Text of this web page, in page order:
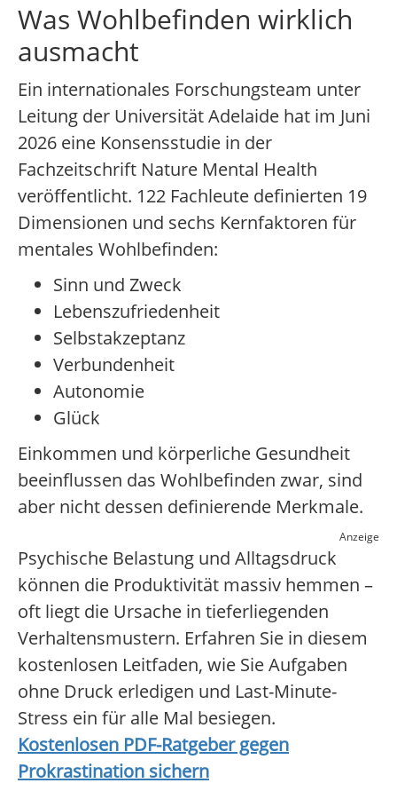
Was Wohlbefinden wirklich
ausmacht
Ein internationales Forschungsteam unter
Leitung der Universität Adelaide hat im Juni
2026 eine Konsensstudie in der
Fachzeitschrift Nature Mental Health
veröffentlicht. 122 Fachleute definierten 19
Dimensionen und sechs Kernfaktoren für
mentales Wohlbefinden:
Sinn und Zweck
Lebenszufriedenheit
Selbstakzeptanz
Verbundenheit
Autonomie
Glück
Einkommen und körperliche Gesundheit
beeinflussen das Wohlbefinden zwar, sind
aber nicht dessen definierende Merkmale.
Anzeige
Psychische Belastung und Alltagsdruck
können die Produktivität massiv hemmen –
oft liegt die Ursache in tieferliegenden
Verhaltensmustern. Erfahren Sie in diesem
kostenlosen Leitfaden, wie Sie Aufgaben
ohne Druck erledigen und Last-Minute-
Stress ein für alle Mal besiegen.
Kostenlosen PDF-Ratgeber gegen
Prokrastination sichern